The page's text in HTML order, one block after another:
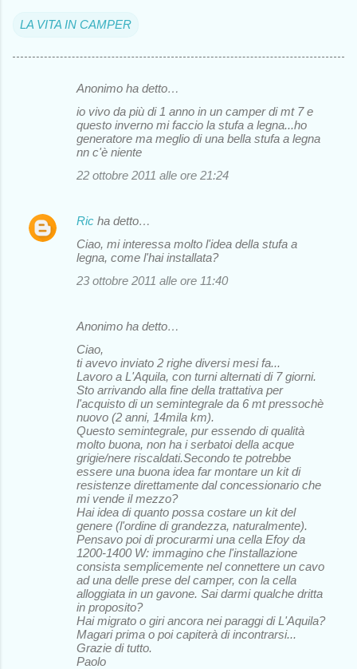
LA VITA IN CAMPER
t
Anonimo ha detto…
io vivo da più di 1 anno in un camper di mt 7 e
questo inverno mi faccio la stufa a legna...ho
generatore ma meglio di una bella stufa a legna
nn c'è niente
22 ottobre 2011 alle ore 21:24
Ric ha detto…
Ciao, mi interessa molto l'idea della stufa a
legna, come l'hai installata?
23 ottobre 2011 alle ore 11:40
Anonimo ha detto…
Ciao,
ti avevo inviato 2 righe diversi mesi fa...
Lavoro a L'Aquila, con turni alternati di 7 giorni.
Sto arrivando alla fine della trattativa per
l'acquisto di un semintegrale da 6 mt pressochè
nuovo (2 anni, 14mila km).
Questo semintegrale, pur essendo di qualità
molto buona, non ha i serbatoi della acque
grigie/nere riscaldati.Secondo te potrebbe
essere una buona idea far montare un kit di
resistenze direttamente dal concessionario che
mi vende il mezzo?
Hai idea di quanto possa costare un kit del
genere (l'ordine di grandezza, naturalmente).
Pensavo poi di procurarmi una cella Efoy da
1200-1400 W: immagino che l'installazione
consista semplicemente nel connettere un cavo
ad una delle prese del camper, con la cella
alloggiata in un gavone. Sai darmi qualche dritta
in proposito?
Hai migrato o giri ancora nei paraggi di L'Aquila?
Magari prima o poi capiterà di incontrarsi...
Grazie di tutto.
Paolo